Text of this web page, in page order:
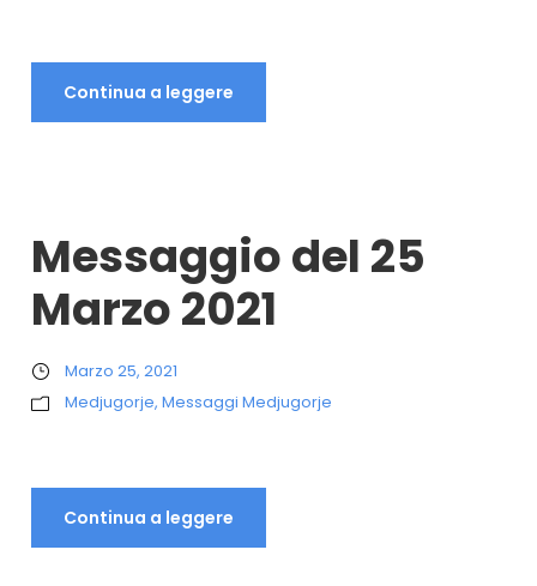
Continua a leggere
Messaggio del 25
Marzo 2021
Marzo 25, 2021
Medjugorje, Messaggi Medjugorje
Continua a leggere